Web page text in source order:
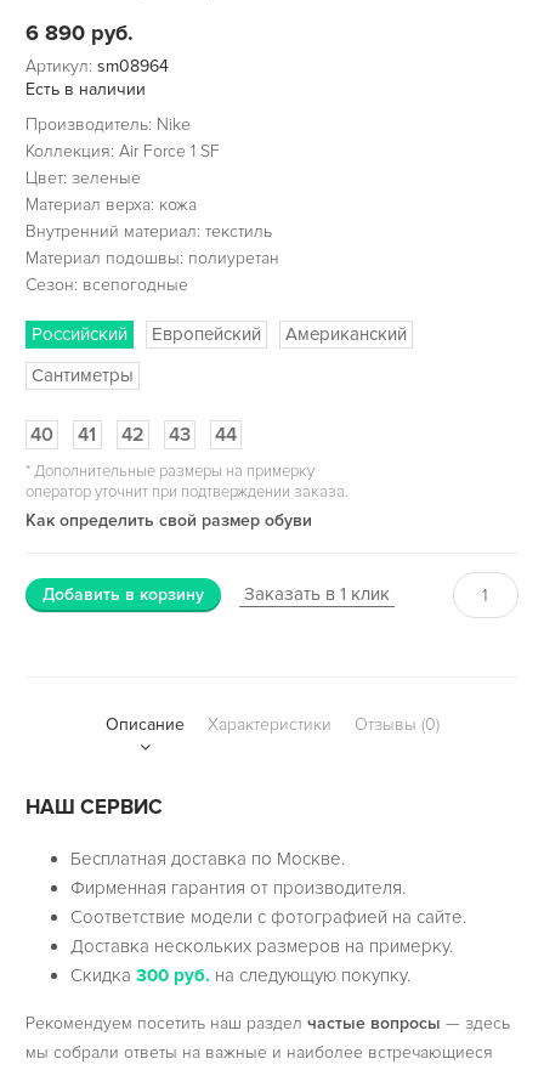
6 890 руб.
Артикул: sm08964
Есть в наличии
Производитель: Nike
Коллекция: Air Force 1 SF
Цвет: зеленые
Материал верха: кожа
Внутренний материал: текстиль
Материал подошвы: полиуретан
Сезон: всепогодные
Российский Европейский
Американский
Сантиметры
40 41 42 43 44
*Дополнительные размеры на примерку
оператор уточнит при подтверждении заказа.
Как определить свой размер обуви
Добавить в корзину Заказать в 1 клик
Описание Характеристики Отзывы (0)
НАШ СЕРВИС
Бесплатная доставка по Москве.
Фирменная гарантия от производителя.
Соответствие модели с фотографией на сайте.
Доставка нескольких размеров на примерку.
Скидка300 руб. на следующую покупку.
Рекомендуем посетить наш раздел частые вопросы — здесь
мы собрали ответы на важные и наиболее встречающиеся